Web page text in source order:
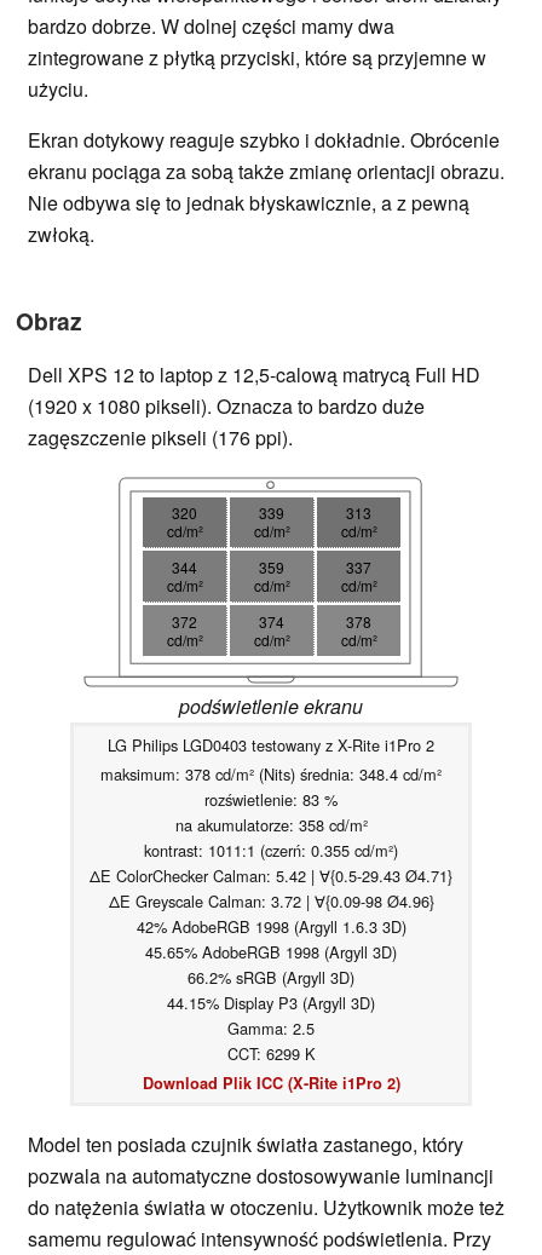
bardzo dobrze. W dolnej części mamy dwa
zintegrowane z płytką przyciski, które są przyjemne w
użyciu.
Ekran dotykowy reaguje szybko i dokładnie. Obrócenie
ekranu pociąga za sobą także zmianę orientacji obrazu.
Nie odbywa się to jednak błyskawicznie, a z pewną
zwłoką.
Obraz
Dell XPS 12 to laptop z 12,5-calową matrycą Full HD
(1920 x 1080 pikseli). Oznacza to bardzo duże
zagęszczenie pikseli (176 ppi).
320
cd/m²
339
cd/m²
313
cd/m²
344
cd/m²
359
cd/m²
337
cd/m²
372
cd/m²
374
cd/m²
378
cd/m²
podświetlenie ekranu
LG Philips LGD0403 testowany z X-Rite i1Pro 2
maksimum: 378 cd/m² (Nits) średnia: 348.4 cd/m²
rozświetlenie: 83 %
na akumulatorze: 358 cd/m²
kontrast: 1011:1 (czerń: 0.355 cd/m²)
ΔE ColorChecker Calman: 5.42 | ∀{0.5-29.43 Ø4.71}
ΔE Greyscale Calman: 3.72 | ∀{0.09-98 Ø4.96}
42% AdobeRGB 1998 (Argyll 1.6.3 3D)
45.65% AdobeRGB 1998 (Argyll 3D)
66.2% sRGB (Argyll 3D)
44.15% Display P3 (Argyll 3D)
Gamma: 2.5
CCT: 6299 K
Download Plik ICC (X-Rite i1Pro 2)
Model ten posiada czujnik światła zastanego, który
pozwala na automatyczne dostosowywanie luminancji
do natężenia światła w otoczeniu. Użytkownik może też
samemu regulować intensywność podświetlenia. Przy